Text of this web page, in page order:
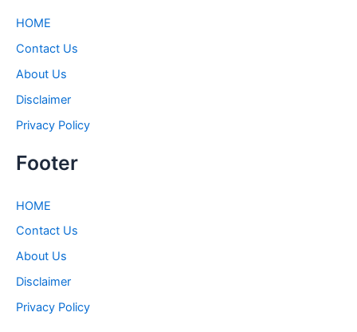
HOME
Contact Us
About Us
Disclaimer
Privacy Policy
Footer
HOME
Contact Us
About Us
Disclaimer
Privacy Policy